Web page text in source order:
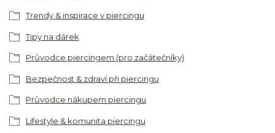
Trendy & inspirace v piercingu
Tipy na dárek
Průvodce piercingem (pro začátečníky)
Bezpečnost & zdraví při piercingu
Průvodce nákupem piercingu
Lifestyle & komunita piercingu